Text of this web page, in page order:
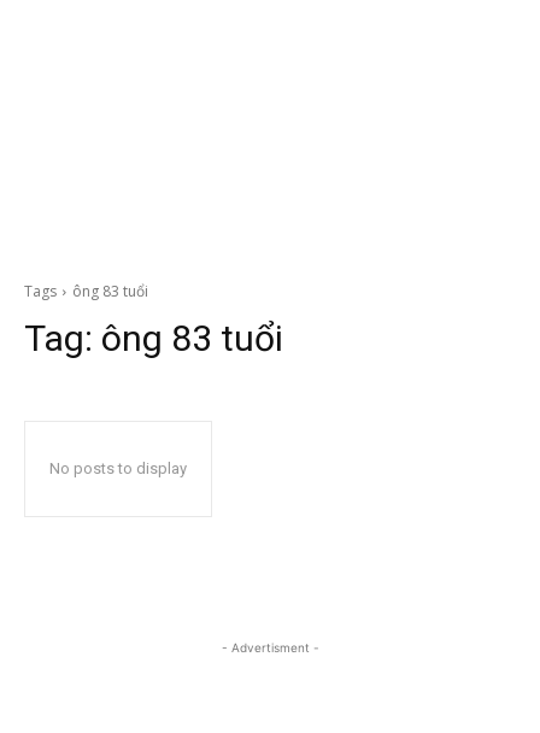
Tags ông 83 tuổi
Tag: ông 83 tuổi
No posts to display
- Advertisment -